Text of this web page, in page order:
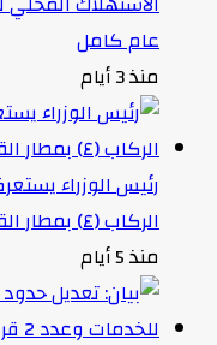
عام كامل
منذ 3 أيام
رئيس الوزراء
الركاب (٤) بمطار القاهرة الدولي
منذ 5 أيام